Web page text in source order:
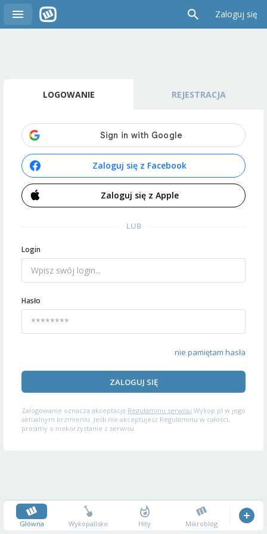
Zaloguj się
LOGOWANIE REJESTRACJA
Zaloguj się z Facebook
Zaloguj się z Apple
LUB
Login
Hasło
nie pamiętam hasła
ZALOGUJ SIĘ
Zalogowanie oznacza akceptację Regulaminu serwisu Wykop.pl w jego
aktualnym brzmieniu. Jeśli nie akceptujesz Regulaminu w całości,
prosimy o niekorzystanie z serwisu.
Główna Wykopalisko Hity Mikroblog